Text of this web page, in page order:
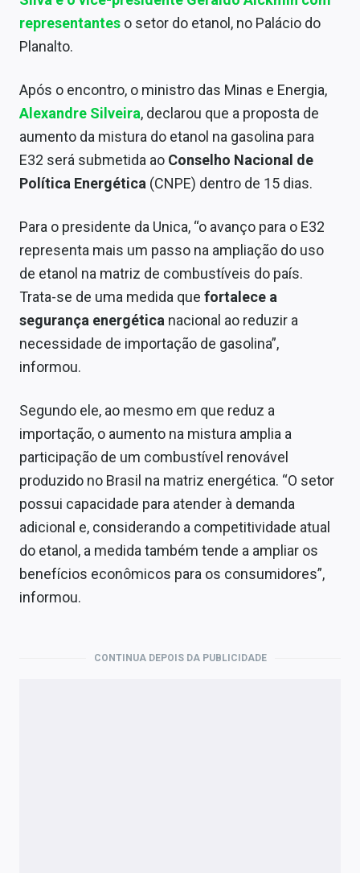
representantes o setor do etanol, no Palácio do
Planalto.
Após o encontro, o ministro das Minas e Energia,
Alexandre Silveira, declarou que a proposta de
aumento da mistura do etanol na gasolina para
E32 será submetida ao Conselho Nacional de
Política Energética (CNPE) dentro de 15 dias.
Para o presidente da Unica, “o avanço para o E32
representa mais um passo na ampliação do uso
de etanol na matriz de combustíveis do país.
Trata-se de uma medida que fortalece a
segurança energética nacional ao reduzir a
necessidade de importação de gasolina”,
informou.
Segundo ele, ao mesmo em que reduz a
importação, o aumento na mistura amplia a
participação de um combustível renovável
produzido no Brasil na matriz energética. “O setor
possui capacidade para atender à demanda
adicional e, considerando a competitividade atual
do etanol, a medida também tende a ampliar os
benefícios econômicos para os consumidores”,
informou.
CONTINUA DEPOIS DA PUBLICIDADE